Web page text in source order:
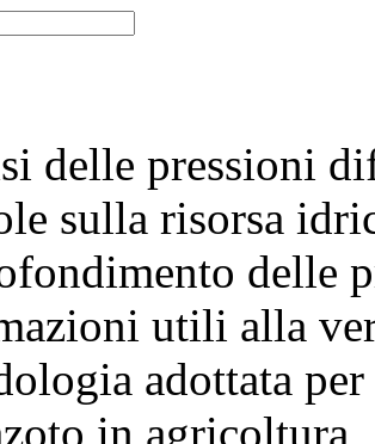
delle pressioni
sulla risorsa
delle
utili alla
adottata
in agricoltura